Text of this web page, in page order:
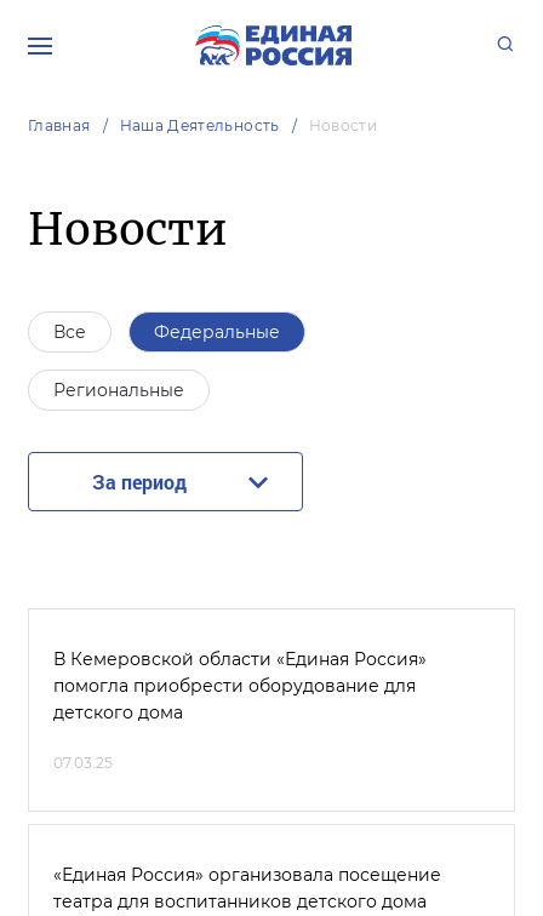
Главная Наша Деятельность Новости
Новости
Все Федеральные
Региональные
За период
В Кемеровской области «Единая Россия»
помогла приобрести оборудование для
детского дома
07.03.25
«Единая Россия» организовала посещение
театра для воспитанников детского дома